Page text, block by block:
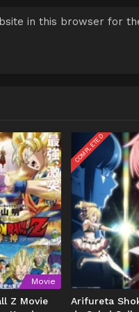
in this browser for
Movie
Z Movie
COMPLETED
Arifureta